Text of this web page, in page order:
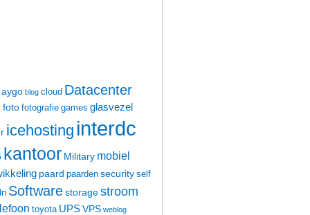
aygo blog cloud Datacenter
foto fotografie games glasvezel
icehosting interdc
kantoor Military mobiel
paard paarden security self
Softwarestoragestroom
toyota UPSVPS weblog